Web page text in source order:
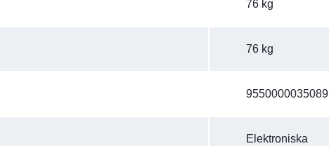
76 kg
76 kg
9550000035089
Elektroniska